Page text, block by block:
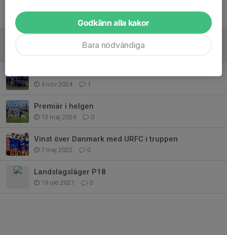
0
Söndag 29/6 kl.14 Gubbängen
4 nov 2024 1
Premiär i helgen
13 maj 2024 0
Vinst över Danmark med URFC i truppen
7 maj 2022 0
Landslagsläger P18
19 okt 2021 0
Godkänn alla kakor
Bara nödvändiga